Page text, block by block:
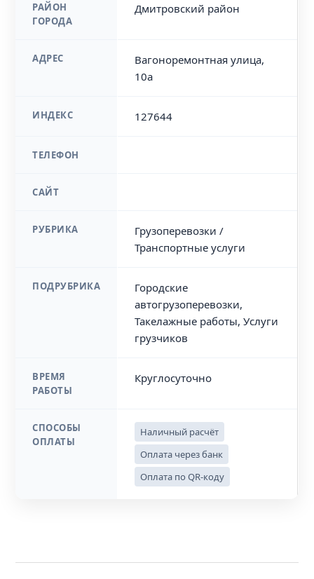
РАЙОН
ГОРОДА
Дмитровский район
АДРЕС
Вагоноремонтная улица,
10а
ИНДЕКС 127644
ТЕЛЕФОН
САЙТ
РУБРИКА
Грузоперевозки /
Транспортные услуги
ПОДРУБРИКА
Городские
автогрузоперевозки,
Такелажные работы, Услуги
грузчиков
ВРЕМЯ
РАБОТЫ
Круглосуточно
СПОСОБЫ
ОПЛАТЫ
Наличный расчёт
Оплата через банк
Оплата по QR-коду